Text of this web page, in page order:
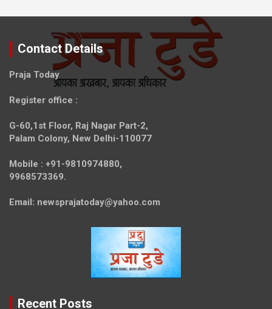
Contact Details
Praja Today
Register office :
G-60,1st Floor, Raj Nagar Part-2,
Palam Colony, New Delhi-110077
Mobile : +91-9810974880,
9968573369.
Email: newsprajatoday@yahoo.com
Recent Posts